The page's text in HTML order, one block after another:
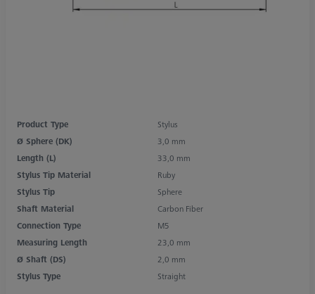
Product Type
Stylus
Ø Sphere (DK)
3,0 mm
Length (L)
33,0 mm
Stylus Tip Material
Ruby
Stylus Tip
Sphere
Shaft Material
Carbon Fiber
Connection Type
M5
Measuring Length
23,0 mm
Ø Shaft (DS)
2,0 mm
Stylus Type
Straight